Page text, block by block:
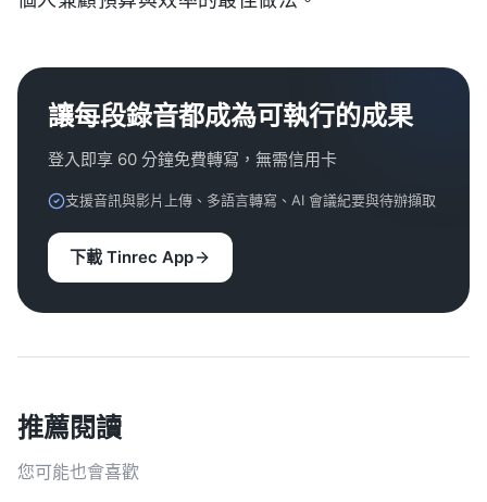
讓每段錄音都成為可執行的成果
登入即享 60 分鐘免費轉寫，無需信用卡
支援音訊與影片上傳、多語言轉寫、AI 會議紀要與待辦擷取
下載 Tinrec App
推薦閱讀
您可能也會喜歡